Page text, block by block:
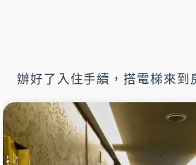
辦好了入住手續，搭電梯來到